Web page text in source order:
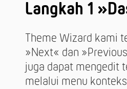
Langkah 1
Theme Wizard kami
»Next« dan
juga dapat mengedit
melalui menu